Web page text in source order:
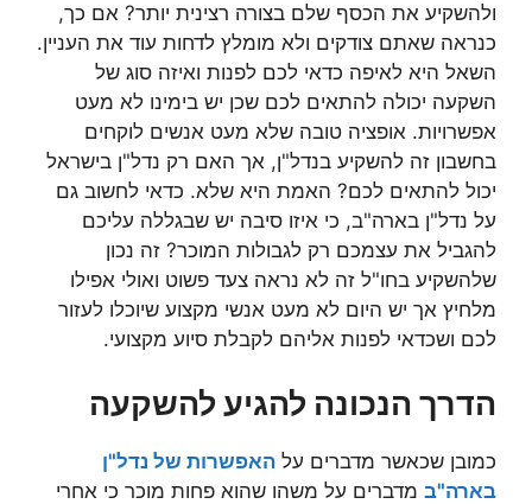
ולהשקיע את הכסף שלם בצורה רצינית יותר? אם כך,
כנראה שאתם צודקים ולא מומלץ לדחות עוד את העניין.
השאל היא לאיפה כדאי לכם לפנות ואיזה סוג של
השקעה יכולה להתאים לכם שכן יש בימינו לא מעט
אפשרויות. אופציה טובה שלא מעט אנשים לוקחים
בחשבון זה להשקיע בנדל"ן, אך האם רק נדל"ן בישראל
יכול להתאים לכם? האמת היא שלא. כדאי לחשוב גם
על נדל"ן בארה"ב, כי איזו סיבה יש שבגללה עליכם
להגביל את עצמכם רק לגבולות המוכר? זה נכון
שלהשקיע בחו"ל זה לא נראה צעד פשוט ואולי אפילו
מלחיץ אך יש היום לא מעט אנשי מקצוע שיוכלו לעזור
לכם ושכדאי לפנות אליהם לקבלת סיוע מקצועי.
הדרך הנכונה להגיע להשקעה
כמובן שכאשר מדברים על האפשרות של נדל"ן
בארה"ב מדברים על משהו שהוא פחות מוכר כי אחרי